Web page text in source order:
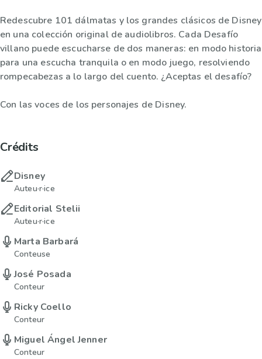
Redescubre 101 dálmatas y los grandes clásicos de Disney
en una colección original de audiolibros. Cada Desafío
villano puede escucharse de dos maneras: en modo historia
para una escucha tranquila o en modo juego, resolviendo
rompecabezas a lo largo del cuento. ¿Aceptas el desafío?
Con las voces de los personajes de Disney.
Crédits
Disney
Auteu·r·ice
Editorial Stelii
Auteu·r·ice
Marta Barbará
Conteuse
José Posada
Conteur
Ricky Coello
Conteur
Miguel Ángel Jenner
Conteur